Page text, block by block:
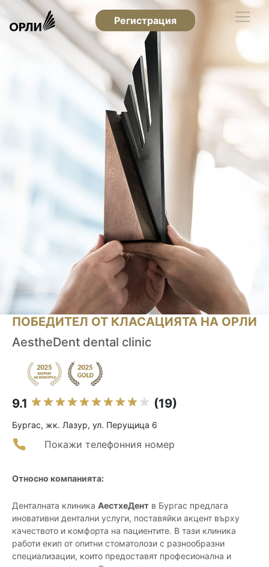
Регистрация
ПОБЕДИТЕЛ ОТ КЛАСАЦИЯТА НА ОРЛИ
AestheDent dental clinic
9.1 (19)
Бургас, жк. Лазур, ул. Перущица 6
Покажи телефонния номер
Относно компанията:
Денталната клиника АестхеДент в Бургас предлага
иновативни дентални услуги, поставяйки акцент върху
качеството и комфорта на пациентите. В тази клиника
работи екип от опитни стоматолози с разнообразни
специализации, които предоставят професионална и